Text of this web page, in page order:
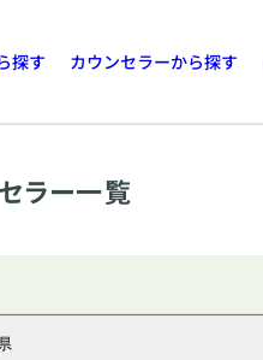
探す カウンセラーから探す
ラー一覧